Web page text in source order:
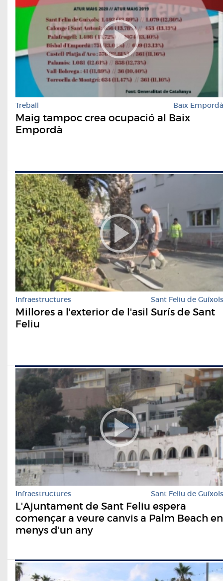
Treball Baix Empordà
Maig tampoc crea ocupació al Baix
Empordà
Infraestructures Sant Feliu de Guíxols
Millores a l'exterior de l'asil Surís de Sant
Feliu
Infraestructures Sant Feliu de Guíxols
L'Ajuntament de Sant Feliu espera
començar a veure canvis a Palm Beach en
menys d'un any